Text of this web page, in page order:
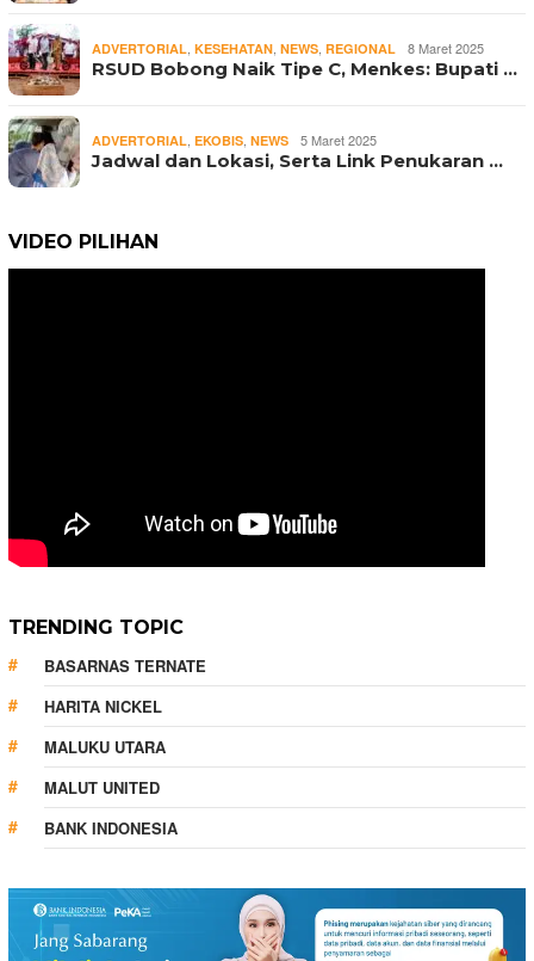
ADVERTORIAL, KESEHATAN, NEWS, REGIONAL 8 Maret 2025
RSUD Bobong Naik Tipe C, Menkes: Bupati …
ADVERTORIAL, EKOBIS, NEWS 5 Maret 2025
Jadwal dan Lokasi, Serta Link Penukaran …
VIDEO PILIHAN
TRENDING TOPIC
BASARNAS TERNATE
HARITA NICKEL
MALUKU UTARA
MALUT UNITED
BANK INDONESIA